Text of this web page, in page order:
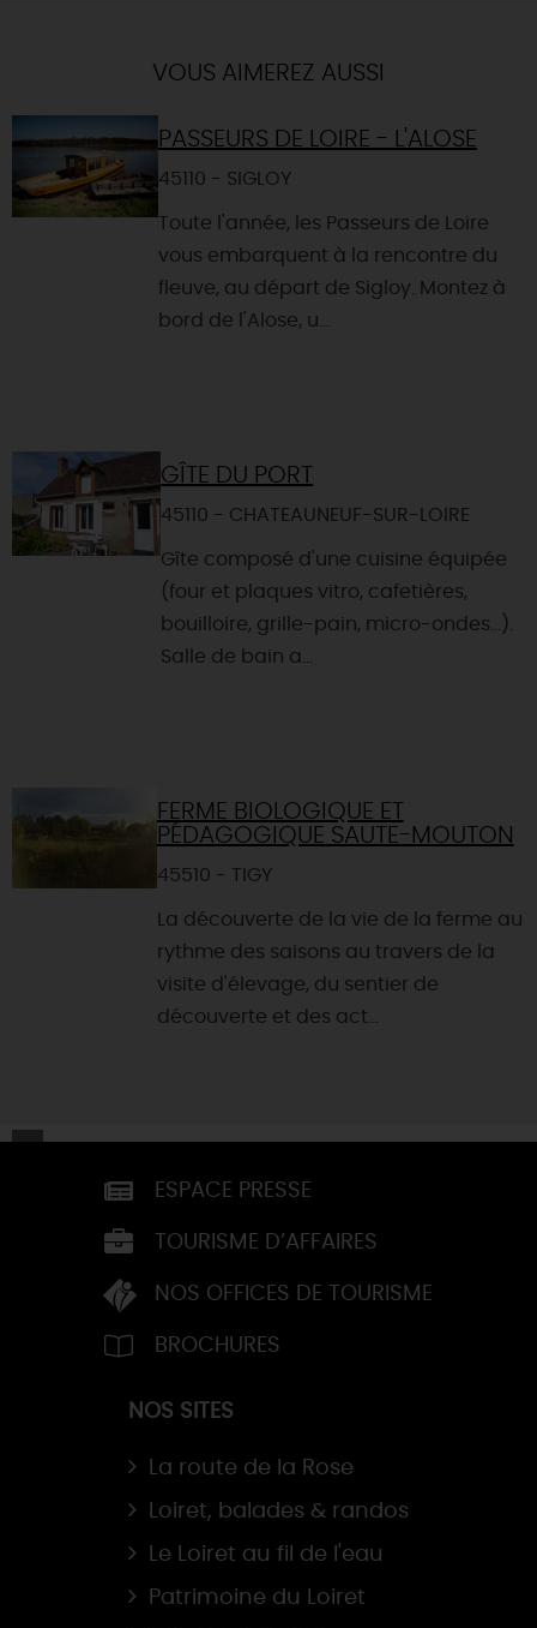
VOUS AIMEREZ AUSSI
PASSEURS DE LOIRE - L'ALOSE
45110 - SIGLOY
Toute l'année, les Passeurs de Loire
vous embarquent à la rencontre du
fleuve, au départ de Sigloy. Montez à
bord de l'Alose, u...
GÎTE DU PORT
45110 - CHATEAUNEUF-SUR-LOIRE
Gîte composé d'une cuisine équipée
(four et plaques vitro, cafetières,
bouilloire, grille-pain, micro-ondes...).
Salle de bain a...
FERME BIOLOGIQUE ET
PÉDAGOGIQUE SAUTE-MOUTON
45510 - TIGY
La découverte de la vie de la ferme au
rythme des saisons au travers de la
visite d'élevage, du sentier de
découverte et des act...
ESPACE PRESSE
TOURISME D’AFFAIRES
NOS OFFICES DE TOURISME
BROCHURES
NOS SITES
La route de la Rose
Loiret, balades & randos
Le Loiret au fil de l'eau
Patrimoine du Loiret